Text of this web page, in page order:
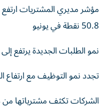
50.8 نقطة في يونيو
نمو الطلبات الجديدة
تجدد نمو التوظيف مع ارتفاع
الشركات تكثف مشترياتها من